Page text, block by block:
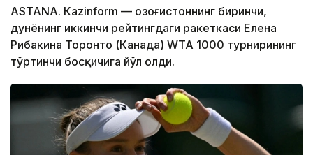
ASTANА. Кazinform — Қозоғистоннинг биринчи,
дунёнинг иккинчи рейтингдаги ракеткаси Елена
Рибакина Торонто (Канада) WТА 1000 турнирининг
тўртинчи босқичига йўл олди.